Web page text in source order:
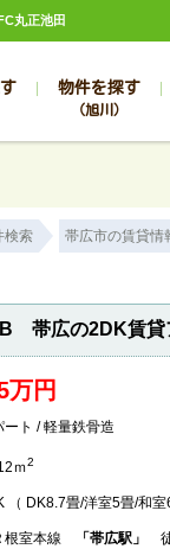
丸正池田
物件を探す
（旭川）
検索 帯広市の賃貸情
帯広の2DK賃貸
万円
ート / 軽量鉄骨造
ｍ2
（ DK8.7畳/洋室5畳/和室
根室本線 「帯広駅」